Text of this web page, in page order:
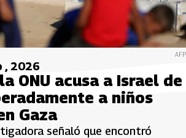
AFP
, 2026
ONU acusa a Israel de
a niños
Gaza
señaló que encontró